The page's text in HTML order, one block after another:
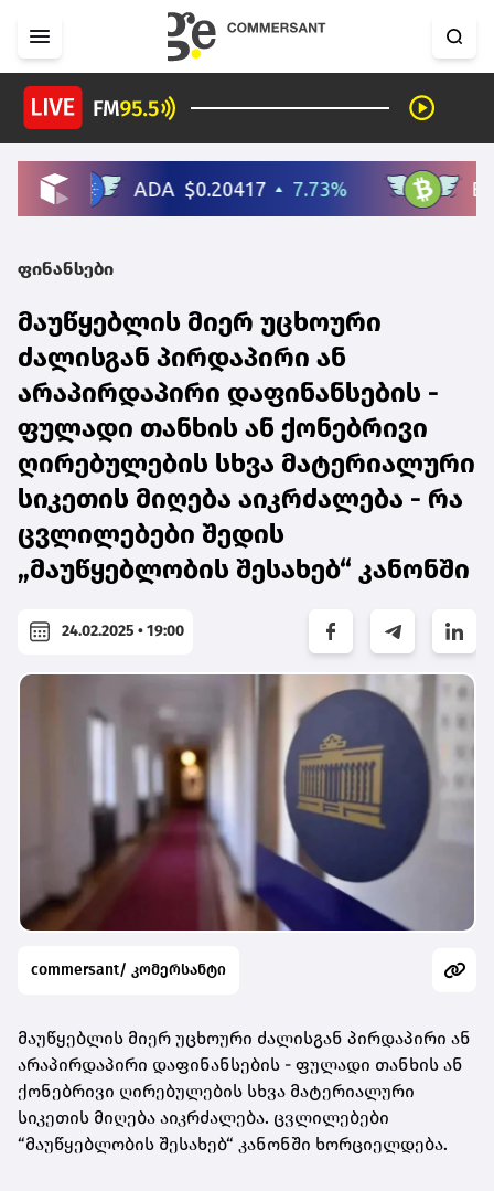
ფინანსები
მაუწყებლის მიერ უცხოური
ძალისგან პირდაპირი ან
არაპირდაპირი დაფინანსების -
ფულადი თანხის ან ქონებრივი
ღირებულების სხვა მატერიალური
სიკეთის მიღება აიკრძალება - რა
ცვლილებები შედის
„მაუწყებლობის შესახებ“ კანონში
24.02.2025 • 19:00
commersant/ კომერსანტი
მაუწყებლის მიერ უცხოური ძალისგან პირდაპირი ან
არაპირდაპირი დაფინანსების - ფულადი თანხის ან
ქონებრივი ღირებულების სხვა მატერიალური
სიკეთის მიღება აიკრძალება. ცვლილებები
“მაუწყებლობის შესახებ“ კანონში ხორციელდება.